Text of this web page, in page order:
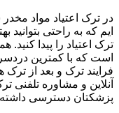
در ترک اعتیاد مواد
ایم که به راحتی
ترک اعتیاد را پیدا
است که با کمترین
فرایند ترک و بعد از ترک
آنلاین و مشاوره تلفنی
پزشکتان دسترسی داشته